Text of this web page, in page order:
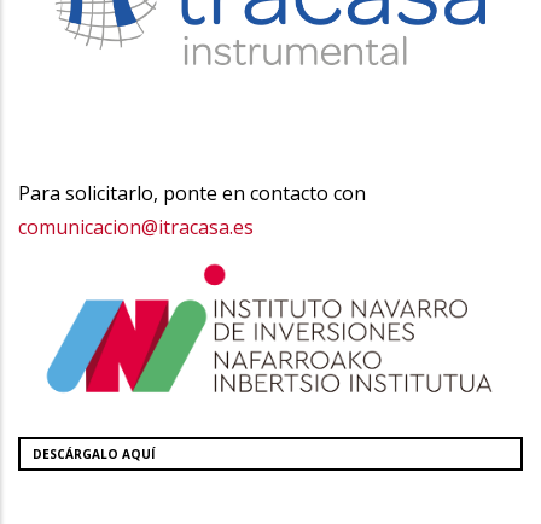
Para solicitarlo, ponte en contacto con
comunicacion@itracasa.es
DESCÁRGALO AQUÍ